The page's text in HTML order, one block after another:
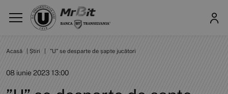
Acasă Știri ”U” se desparte de șapte jucători
08 iunie 2023 13:00